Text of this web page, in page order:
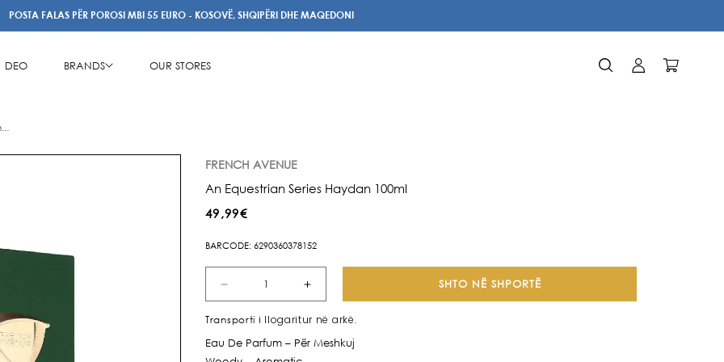
POSTA FALAS PËR POROSI MBI 55 EURO - KOSOVË, SHQIPËRI DHE MAQEDONI
DEO BRANDS OUR STORES IdentifikohuKarrocë
FRENCH AVENUE
An Equestrian Series Haydan 100ml
Çmimi
49,99€
BARCODE: 6290360378152
Zvogëlo
për
An
Rrit
për
An
SHTO NË SHPORTË
Transporti i llogaritur në arkë.
Eau De Parfum – Për Meshkuj